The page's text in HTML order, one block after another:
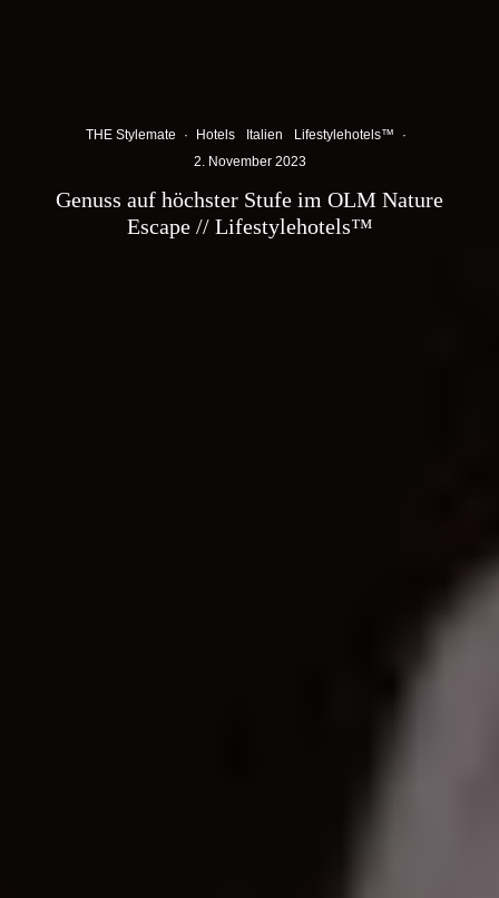
THE Stylemate · Hotels Italien Lifestylehotels™
·
2. November 2023
Genuss auf höchster Stufe im OLM Nature
Escape // Lifestylehotels™